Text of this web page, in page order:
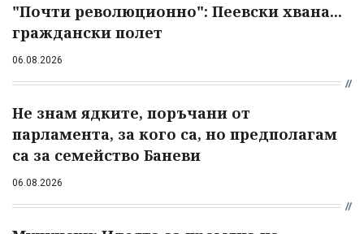
"Почти революционно": Пеевски хвана...
граждански полет
06.08.2026
Не знам ядките, поръчани от
парламента, за кого са, но предполагам
са за семейство Баневи
06.08.2026